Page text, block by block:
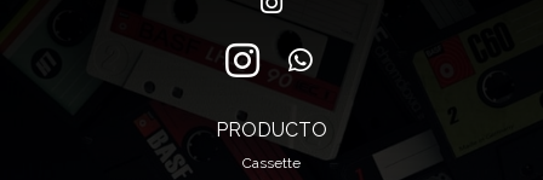
PRODUCTO
Cassette